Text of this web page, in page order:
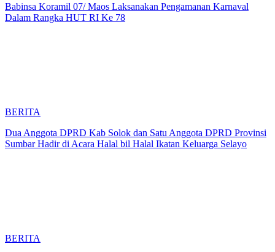
Babinsa Koramil 07/ Maos Laksanakan Pengamanan Karnaval
Dalam Rangka HUT RI Ke 78
BERITA
Dua Anggota DPRD Kab Solok dan Satu Anggota DPRD Provinsi
Sumbar Hadir di Acara Halal bil Halal Ikatan Keluarga Selayo
BERITA